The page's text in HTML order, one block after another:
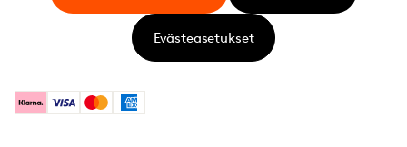
KlarnaVisa MastercardAmerican Express
Evästeasetukset